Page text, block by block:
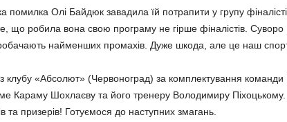
помилка Олі Байдюк завадила їй потрапити у групу фіналістів
що робила вона свою програму не гірше фіналістів. Суворо
найменших промахів. Дуже шкода, але це наш
клубу «Абсолют» (Червоноград) за комплектування команди
Караму Шохлаєву та його тренеру Володимиру Піхоцькому.
та призерів! Готуємося до наступних змагань.